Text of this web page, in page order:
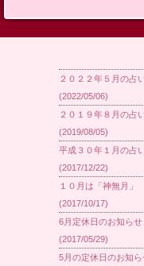
２０２２年５月の占
(2022/05/06)
２０１９年８月の占
(2019/08/05)
平成３０年１月の占
(2017/12/22)
１０月は「神無月」
(2017/10/17)
6月定休日のお知らせ
(2017/05/29)
5月の定休日のお知ら